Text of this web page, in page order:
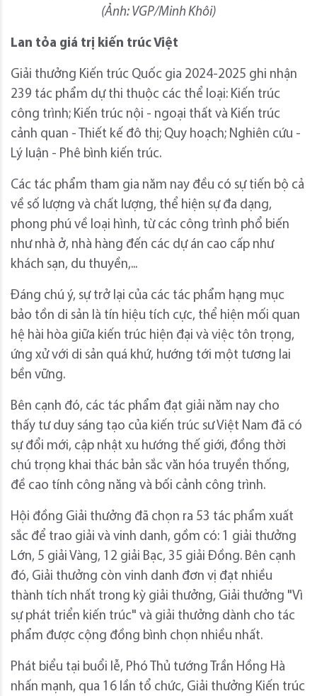
(Ảnh: VGP/Minh Khôi)
Lan tỏa giá trị kiến trúc Việt
Giải thưởng Kiến trúc Quốc gia 2024-2025 ghi nhận
239 tác phẩm dự thi thuộc các thể loại: Kiến trúc
công trình; Kiến trúc nội - ngoại thất và Kiến trúc
cảnh quan - Thiết kế đô thị; Quy hoạch; Nghiên cứu -
Lý luận - Phê bình kiến trúc.
Các tác phẩm tham gia năm nay đều có sự tiến bộ cả
về số lượng và chất lượng, thể hiện sự đa dạng,
phong phú về loại hình, từ các công trình phổ biến
như nhà ở, nhà hàng đến các dự án cao cấp như
khách sạn, du thuyền,...
Đáng chú ý, sự trở lại của các tác phẩm hạng mục
bảo tồn di sản là tín hiệu tích cực, thể hiện mối quan
hệ hài hòa giữa kiến trúc hiện đại và việc tôn trọng,
ứng xử với di sản quá khứ, hướng tới một tương lai
bền vững.
Bên cạnh đó, các tác phẩm đạt giải năm nay cho
thấy tư duy sáng tạo của kiến trúc sư Việt Nam đã có
sự đổi mới, cập nhật xu hướng thế giới, đồng thời
chú trọng khai thác bản sắc văn hóa truyền thống,
đề cao tính công năng và bối cảnh công trình.
Hội đồng Giải thưởng đã chọn ra 53 tác phẩm xuất
sắc để trao giải và vinh danh, gồm có: 1 giải thưởng
Lớn, 5 giải Vàng, 12 giải Bạc, 35 giải Đồng. Bên cạnh
đó, Giải thưởng còn vinh danh đơn vị đạt nhiều
thành tích nhất trong kỳ giải thưởng, Giải thưởng "Vì
sự phát triển kiến trúc" và giải thưởng dành cho tác
phẩm được cộng đồng bình chọn nhiều nhất.
Phát biểu tại buổi lễ, Phó Thủ tướng Trần Hồng Hà
nhấn mạnh, qua 16 lần tổ chức, Giải thưởng Kiến trúc